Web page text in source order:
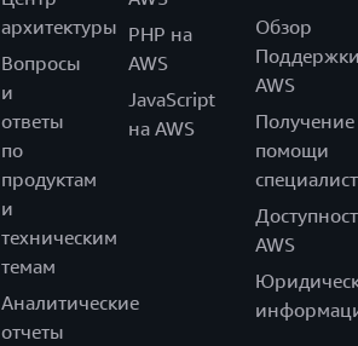
архитектуры
Вопросы
и
ответы
по
продуктам
и
техническим
темам
Аналитические
отчеты
PHP на
AWS
JavaScript
на AWS
Обзор
AWS
Получение
помощи
AWS